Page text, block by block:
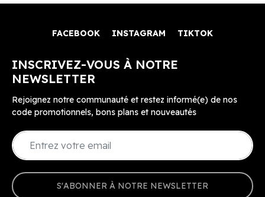
FACEBOOK INSTAGRAM TIKTOK
INSCRIVEZ-VOUS À NOTRE
NEWSLETTER
Rejoignez notre communauté et restez informé(e) de nos
code promotionnels, bons plans et nouveautés
S'ABONNER À NOTRE NEWSLETTER